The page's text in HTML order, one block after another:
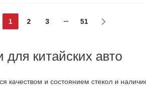
1 2 3 51
китайских авто
качеством и состоянием стекол и